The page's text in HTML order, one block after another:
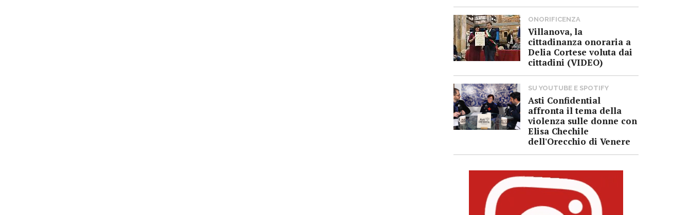
ONORIFICENZA
Villanova, la
cittadinanza onoraria a
Delia Cortese voluta dai
cittadini (VIDEO)
SU YOUTUBE E SPOTIFY
Asti Confidential
affronta il tema della
violenza sulle donne con
Elisa Chechile
dell'Orecchio di Venere